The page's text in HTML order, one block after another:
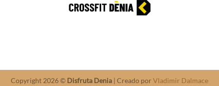
Copyright 2026 © Disfruta Denia | Creado por Vladimir Dalmace